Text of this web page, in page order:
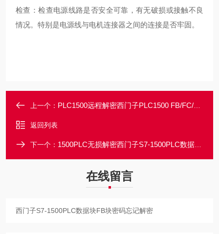
检查：检查电源线路是否安全可靠，有无破损或接触不良
情况。特别是电源线与电机连接器之间的连接是否牢固。
上一个： PLC1500远程解密西门子PLC1500 FB/FC/OB块密码忘记解密
返回列表
下一个： 1500PLC无损解密西门子S7-1500PLC数据块FC密码忘记解密
在线留言